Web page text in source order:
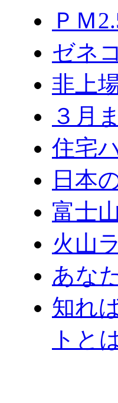
ＰＭ
ゼネ
非上
３月
住宅
日本
富士
火山
あな
知れ
トと